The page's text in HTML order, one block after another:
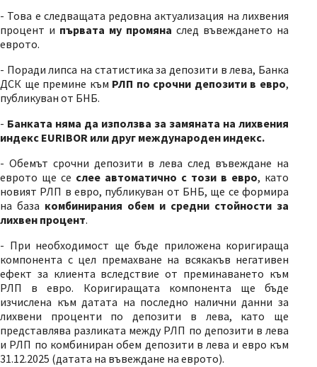
- Това е следващата редовна актуализация на лихвения
процент и първата му промяна след въвеждането на
еврото.
- Поради липса на статистика за депозити в лева, Банка
ДСК ще премине към РЛП по срочни депозити в евро,
публикуван от БНБ.
- Банката няма да използва за замяната на лихвения
индекс EURIBOR или друг международен индекс.
- Обемът срочни депозити в лева след въвеждане на
еврото ще се слее автоматично с този в евро, като
новият РЛП в евро, публикуван от БНБ, ще се формира
на база комбинирания обем и средни стойности за
лихвен процент.
- При необходимост ще бъде приложена коригираща
компонента с цел премахване на всякакъв негативен
ефект за клиента вследствие от преминаването към
РЛП в евро. Коригиращата компонента ще бъде
изчислена към датата на последно налични данни за
лихвени проценти по депозити в лева, като ще
представлява разликата между РЛП по депозити в лева
и РЛП по комбиниран обем депозити в лева и евро към
31.12.2025 (датата на въвеждане на еврото).